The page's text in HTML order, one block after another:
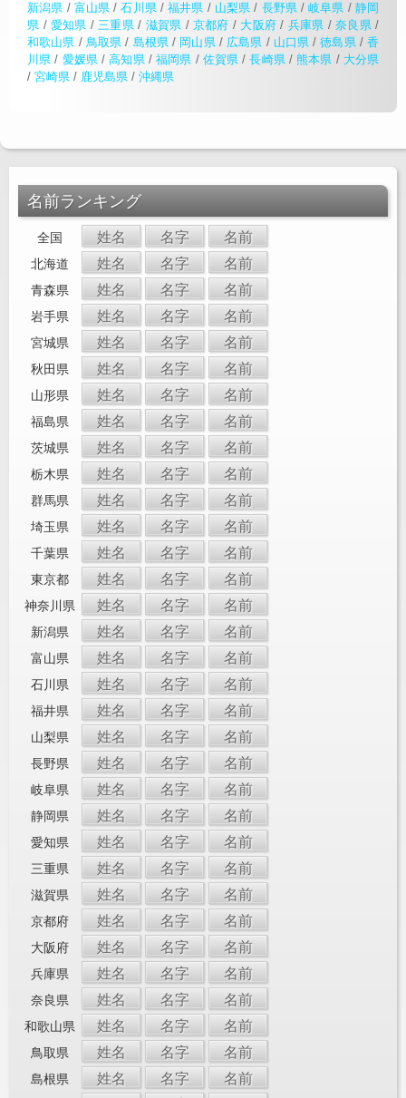
新潟県 / 富山県 /石川県/福井県 / 山梨県 / 長野県/岐阜県 / 静岡
県 / 愛知県 /三重県 / 滋賀県 / 京都府 / 大阪府 / 兵庫県 / 奈良県/
和歌山県 / 鳥取県 / 島根県/ 岡山県/ 広島県 / 山口県 /徳島県/香
川県 / 愛媛県/高知県/ 福岡県 / 佐賀県 /長崎県/熊本県 / 大分県
/ 宮崎県 / 鹿児島県 / 沖縄県
名前ランキング
全国 姓名 名字 名前
北海道 姓名 名字 名前
青森県 姓名 名字 名前
岩手県 姓名 名字 名前
宮城県 姓名 名字 名前
秋田県 姓名 名字 名前
山形県 姓名 名字 名前
福島県 姓名 名字 名前
茨城県 姓名 名字 名前
栃木県 姓名 名字 名前
群馬県 姓名 名字 名前
埼玉県 姓名 名字 名前
千葉県 姓名 名字 名前
東京都 姓名 名字 名前
神奈川県 姓名 名字 名前
新潟県 姓名 名字 名前
富山県 姓名 名字 名前
石川県 姓名 名字 名前
福井県 姓名 名字 名前
山梨県 姓名 名字 名前
長野県 姓名 名字 名前
岐阜県 姓名 名字 名前
静岡県 姓名 名字 名前
愛知県 姓名 名字 名前
三重県 姓名 名字 名前
滋賀県 姓名 名字 名前
京都府 姓名 名字 名前
大阪府 姓名 名字 名前
兵庫県 姓名 名字 名前
奈良県 姓名 名字 名前
和歌山県 姓名 名字 名前
鳥取県 姓名 名字 名前
島根県 姓名 名字
名前